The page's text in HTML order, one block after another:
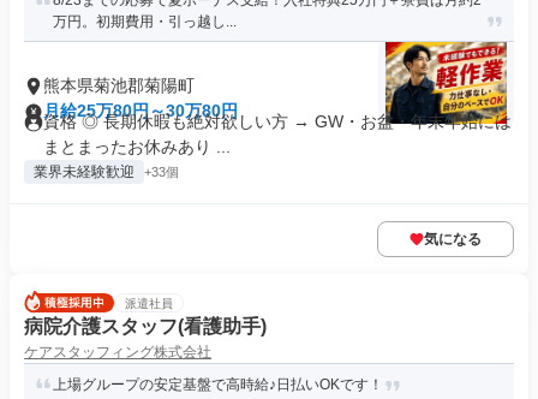
万円。初期費用・引っ越し...
熊本県菊池郡菊陽町
月給25万80円～30万80円
資格 ◎ 長期休暇も絶対欲しい方 → GW・お盆・年末年始には
まとまったお休みあり ...
業界未経験歓迎 +33個
気になる
派遣社員
病院介護スタッフ(看護助手)
ケアスタッフィング株式会社
上場グループの安定基盤で高時給♪日払いOKです！